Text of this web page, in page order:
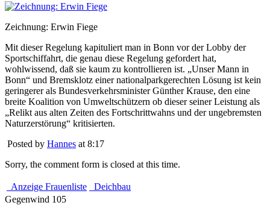
Zeichnung: Erwin Fiege
Mit dieser Regelung kapituliert man in Bonn vor der Lobby der
Sportschiffahrt, die genau diese Regelung gefordert hat,
wohlwissend, daß sie kaum zu kontrollieren ist. „Unser Mann in
Bonn“ und Bremsklotz einer nationalparkgerechten Lösung ist kein
geringerer als Bundesverkehrsminister Günther Krause, den eine
breite Koalition von Umweltschützern ob dieser seiner Leistung als
„Relikt aus alten Zeiten des Fortschrittwahns und der ungebremsten
Naturzerstörung“ kritisierten.
Posted by Hannes at 8:17
Sorry, the comment form is closed at this time.
Anzeige Frauenliste
Deichbau
Gegenwind 105